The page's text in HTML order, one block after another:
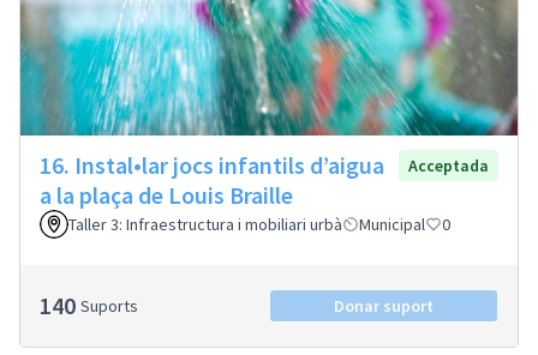
16. Instal•lar jocs infantils d’aigua
a la plaça de Louis Braille
Acceptada
Taller 3: Infraestructura i mobiliari urbà Municipal 0
140 Suports Donar suport